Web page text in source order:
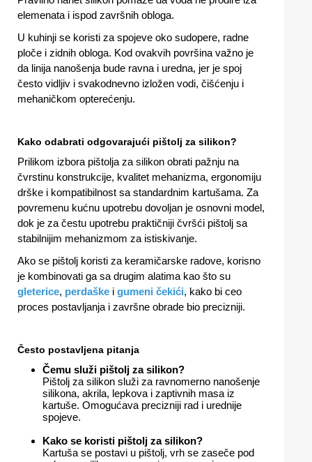
elemenata i ispod završnih obloga.
U kuhinji se koristi za spojeve oko sudopere, radne
ploče i zidnih obloga. Kod ovakvih površina važno je
da linija nanošenja bude ravna i uredna, jer je spoj
često vidljiv i svakodnevno izložen vodi, čišćenju i
mehaničkom opterećenju.
Kako odabrati odgovarajući pištolj za silikon?
Prilikom izbora pištolja za silikon obrati pažnju na
čvrstinu konstrukcije, kvalitet mehanizma, ergonomiju
drške i kompatibilnost sa standardnim kartušama. Za
povremenu kućnu upotrebu dovoljan je osnovni model,
dok je za čestu upotrebu praktičniji čvršći pištolj sa
stabilnijim mehanizmom za istiskivanje.
Ako se pištolj koristi za keramičarske radove, korisno
je kombinovati ga sa drugim alatima kao što su
gleterice, perdaške i gumeni čekići, kako bi ceo
proces postavljanja i završne obrade bio precizniji.
Često postavljena pitanja
Čemu služi pištolj za silikon?
Pištolj za silikon služi za ravnomerno nanošenje
silikona, akrila, lepkova i zaptivnih masa iz
kartuše. Omogućava precizniji rad i urednije
spojeve.
Kako se koristi pištolj za silikon?
Kartuša se postavi u pištolj, vrh se zaseče pod